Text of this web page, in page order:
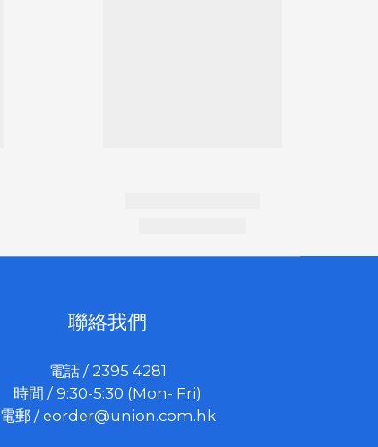
聯絡我們
電話 / 2395 4281
時間 / 9:30-5:30 (Mon- Fri)
電郵 / eorder@union.com.hk